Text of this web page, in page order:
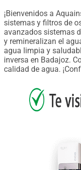
¡Bienvenidos a
sistemas y filtros de
avanzados sistemas
y remineralizan el
agua limpia y
inversa en Badajoz.
calidad de agua.